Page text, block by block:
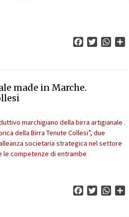
FacebookTwitter
made in Marche.
marchigiano della birra artigianale .
della Birra Tenute Collesi”, due
societaria strategica nel settore
competenze di entrambe
FacebookTwitter